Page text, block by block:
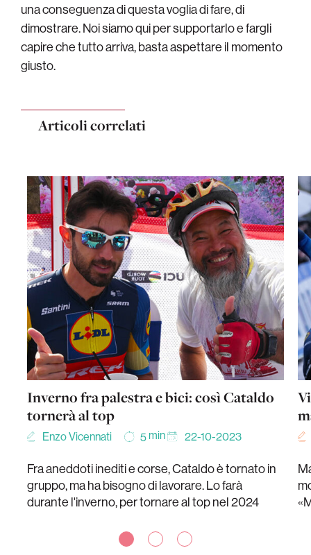
una conseguenza di questa voglia di fare, di
dimostrare. Noi siamo qui per supportarlo e fargli
capire che tutto arriva, basta aspettare il momento
giusto.
Articoli correlati
Inverno fra palestra e bici: così Cataldo
tornerà al top
Enzo Vicennati 5min 22-10-2023
Fra aneddoti inediti e corse, Cataldo è tornato in
gruppo, ma ha bisogno di lavorare. Lo farà
durante l'inverno, per tornare al top nel 2024